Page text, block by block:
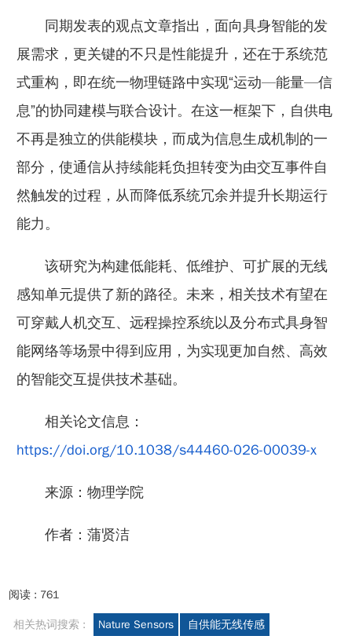
同期发表的观点文章指出，面向具身智能的发
展需求，更关键的不只是性能提升，还在于系统范
式重构，即在统一物理链路中实现“运动—能量—信
息”的协同建模与联合设计。在这一框架下，自供电
不再是独立的供能模块，而成为信息生成机制的一
部分，使通信从持续能耗负担转变为由交互事件自
然触发的过程，从而降低系统冗余并提升长期运行
能力。
该研究为构建低能耗、低维护、可扩展的无线
感知单元提供了新的路径。未来，相关技术有望在
可穿戴人机交互、远程操控系统以及分布式具身智
能网络等场景中得到应用，为实现更加自然、高效
的智能交互提供技术基础。
相关论文信息：
https://doi.org/10.1038/s44460-026-00039-x
来源：物理学院
作者：蒲贤洁
阅读 : 761
相关热词搜索 : Nature Sensors 自供能无线传感